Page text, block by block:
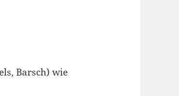
Barsch) wie